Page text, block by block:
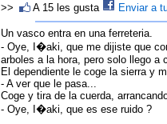
>> A 15 les gusta Enviar a
Un vasco entra en una ferreteria.
- Oye, I�aki, que me dijiste que
arboles a la hora, pero solo llego a
El dependiente le coge la sierra y
- A ver que le pasa...
Coge y tira de la cuerda,
- Oye, I�aki, que es ese ruido ?